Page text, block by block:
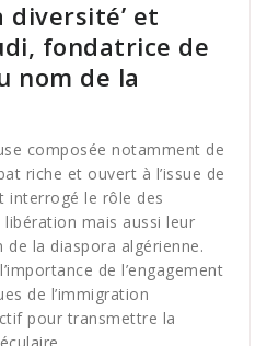
diversité’ et
fondatrice de
nom de la
composée notamment de
riche et ouvert à l’issue de
interrogé le rôle des
mais aussi leur
de la diaspora algérienne.
de l’engagement
de l’immigration
pour transmettre la